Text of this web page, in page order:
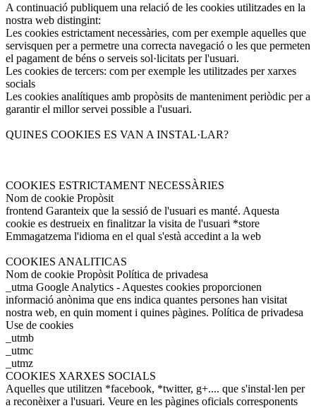
A continuació publiquem una relació de les cookies utilitzades en la
nostra web distingint:
Les cookies estrictament necessàries, com per exemple aquelles que
servisquen per a permetre una correcta navegació o les que permeten
el pagament de béns o serveis sol·licitats per l'usuari.
Les cookies de tercers: com per exemple les utilitzades per xarxes
socials
Les cookies analítiques amb propòsits de manteniment periòdic per a
garantir el millor servei possible a l'usuari.
QUINES COOKIES ES VAN A INSTAL·LAR?
COOKIES ESTRICTAMENT NECESSÀRIES
Nom de cookie Propòsit
frontend Garanteix que la sessió de l'usuari es manté. Aquesta
cookie es destrueix en finalitzar la visita de l'usuari *store
Emmagatzema l'idioma en el qual s'està accedint a la web
COOKIES ANALITICAS
Nom de cookie Propòsit Política de privadesa
_utma Google Analytics - Aquestes cookies proporcionen
informació anònima que ens indica quantes persones han visitat
nostra web, en quin moment i quines pàgines. Política de privadesa
Use de cookies
_utmb
_utmc
_utmz
COOKIES XARXES SOCIALS
Aquelles que utilitzen *facebook, *twitter, g+.... que s'instal·len per
a reconèixer a l'usuari. Veure en les pàgines oficials corresponents